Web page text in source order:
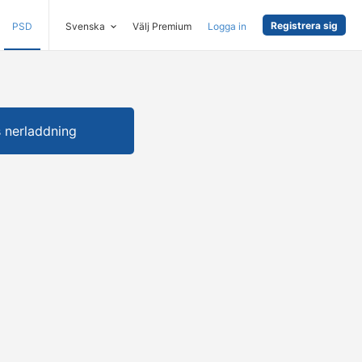
PSD Svenska Välj Premium Logga in Registrera sig
nerladdning